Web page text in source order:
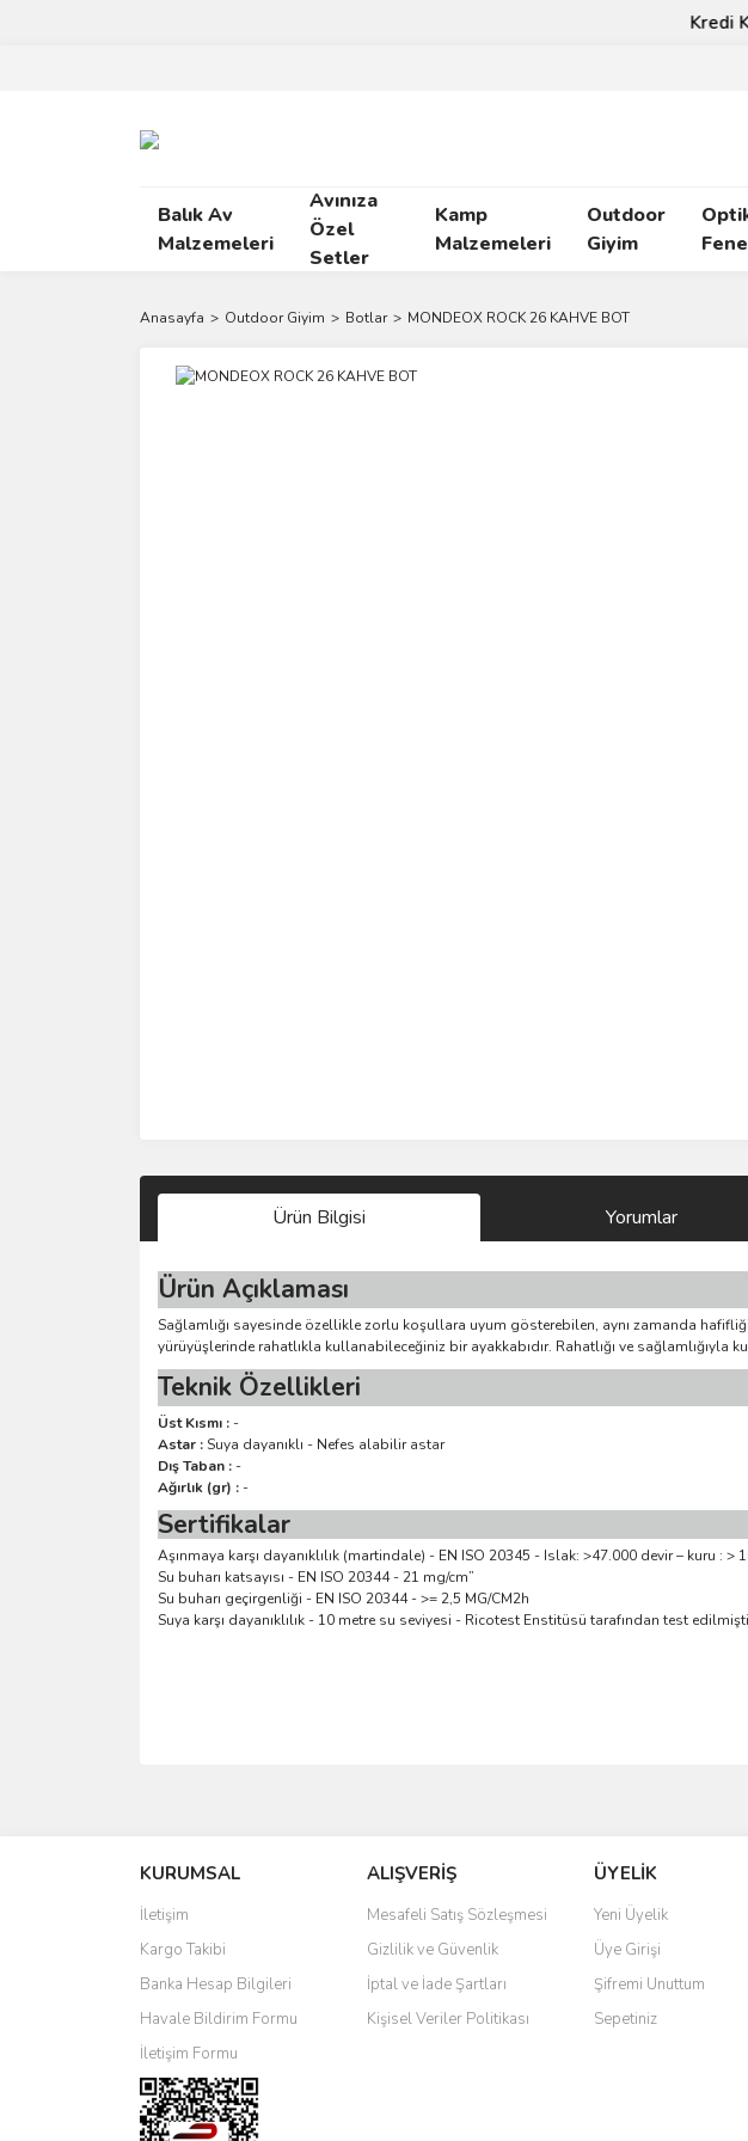
Kredi Kartına Vade
Balık Av
Malzemeleri
Avınıza
Özel
Setler
Kamp
Malzemeleri
Outdoor
Giyim
Anasayfa Outdoor Giyim Botlar MONDEOX ROCK 26 KAHVE BOT
Ürün Bilgisi Yorumlar
Ürün Açıklaması
Sağlamlığı sayesinde özellikle zorlu koşullara uyum gösterebilen, aynı zamanda
yürüyüşlerinde rahatlıkla kullanabileceğiniz bir ayakkabıdır. Rahatlığı ve
Teknik Özellikleri
Üst Kısmı : -
Astar :Suya dayanıklı - Nefes alabilir astar
Dış Taban : -
Ağırlık (gr) : -
Sertifikalar
Aşınmaya karşı dayanıklılık (martindale) - EN ISO 20345 - Islak: >47.000 devir – kuru : >
Su buharı katsayısı - EN ISO 20344 - 21 mg/cm”
Su buharı geçirgenliği - EN ISO 20344 - >= 2,5 MG/CM2h
Suya karşı dayanıklılık - 10 metre su seviyesi - Ricotest Enstitüsü tarafından test
Ürün resmi kalitesiz, bozuk veya görüntülenemiyor.
Ürün açıklamasında eksik bilgiler bulunuyor.
Ürün bilgilerinde hatalar bulunuyor.
Ürün fiyatı diğer sitelerden daha pahalı.
Bu ürüne benzer farklı alternatifler olmalı.
KURUMSAL
İletişim
Kargo Takibi
Banka Hesap Bilgileri
Havale Bildirim Formu
İletişim Formu
ALIŞVERİŞ
Mesafeli Satış Sözleşmesi
Gizlilik ve Güvenlik
İptal ve İade Şartları
Kişisel Veriler Politikası
ÜYELİK
Yeni Üyelik
Üye Girişi
Şifremi Unuttum
Sepetiniz